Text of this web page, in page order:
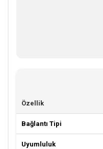
Özellik
Bağlantı Tipi
Uyumluluk